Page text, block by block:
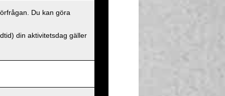
Du kan göra
din aktivitetsdag gäller